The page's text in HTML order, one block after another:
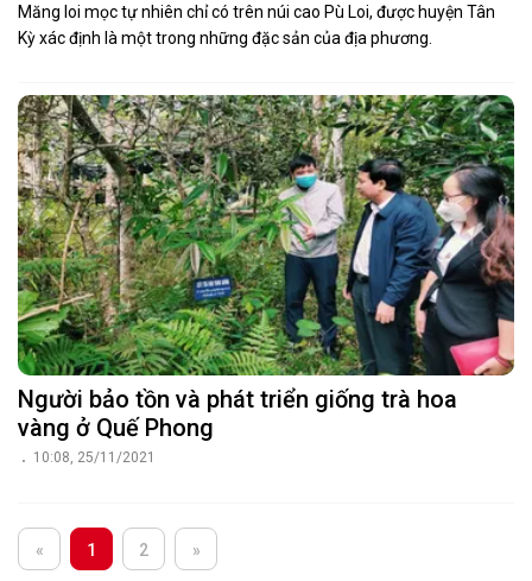
Măng loi mọc tự nhiên chỉ có trên núi cao Pù Loi, được huyện Tân
Kỳ xác định là một trong những đặc sản của địa phương.
Người bảo tồn và phát triển giống trà hoa
vàng ở Quế Phong
10:08, 25/11/2021
« 1 2 »